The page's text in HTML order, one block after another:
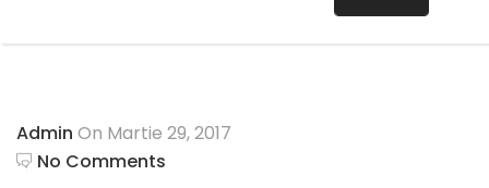
Admin On Martie 29, 2017
No Comments